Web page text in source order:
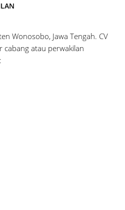
Wonosobo, Jawa Tengah. CV
cabang atau perwakilan